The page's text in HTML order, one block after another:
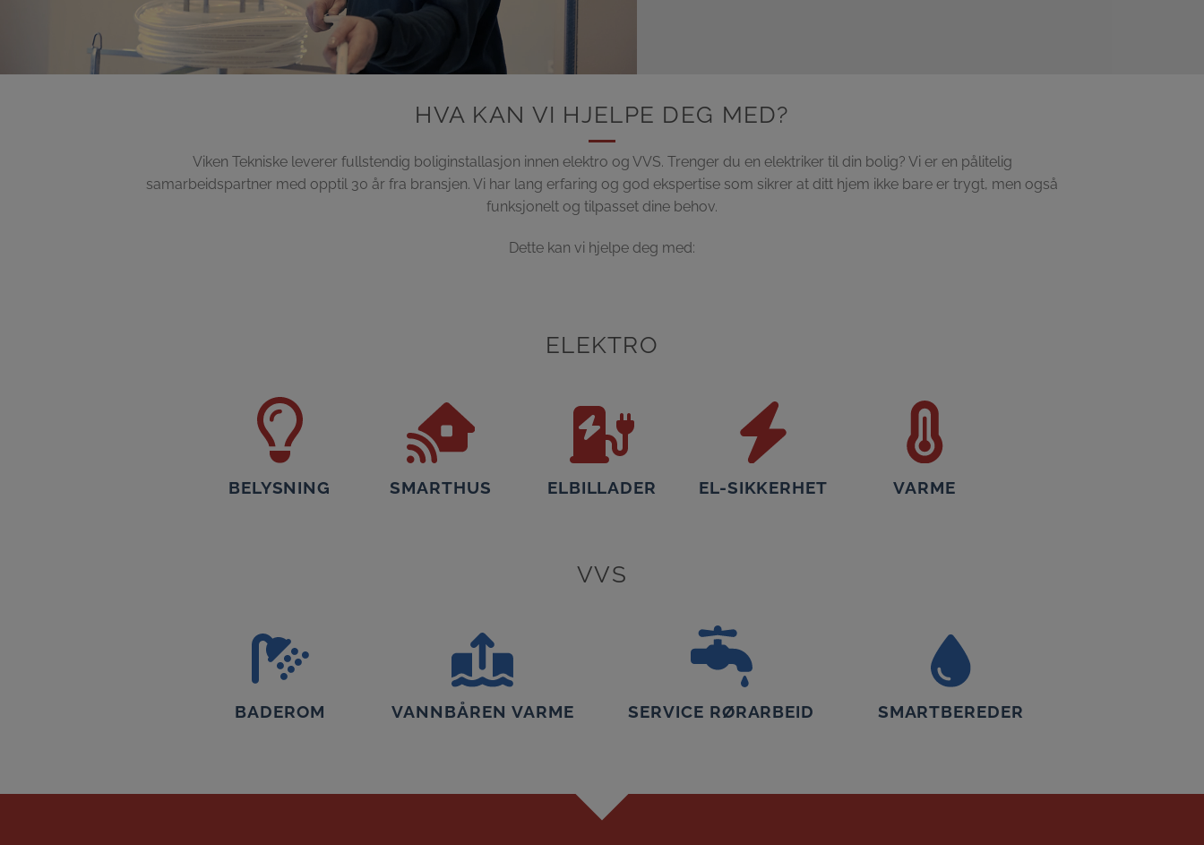
HVA KAN VI HJELPE DEG MED?
Viken Tekniske leverer fullstendig boliginstallasjon innen elektro og VVS. Trenger du en elektriker til din bolig? Vi er en pålitelig
samarbeidspartner med opptil 30 år fra bransjen. Vi har lang erfaring og god ekspertise som sikrer at ditt hjem ikke bare er trygt, men også
funksjonelt og tilpasset dine behov.
Dette kan vi hjelpe deg med:
ELEKTRO
BELYSNING SMARTHUS ELBILLADER EL-SIKKERHET VARME
VVS
BADEROM VANNBÅREN VARME SERVICE RØRARBEID SMARTBEREDER